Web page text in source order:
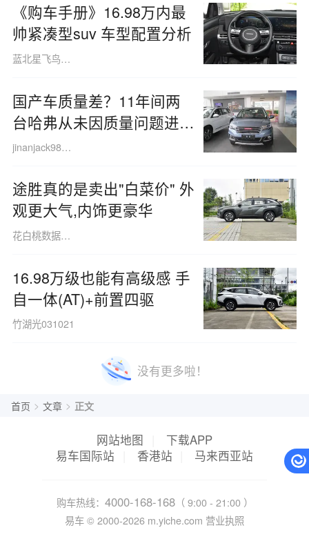
《购车手册》16.98万内最
帅紧凑型suv 车型配置分析
蓝北星飞鸟160508
国产车质量差？11年间两
台哈弗从未因质量问题进修
理厂，售后体系令人安心
jinanjack980417
途胜真的是卖出"白菜价" 外
观更大气,内饰更豪华
花白桃数据091013
16.98万级也能有高级感 手
自一体(AT)+前置四驱
竹湖光031021
没有更多啦！
首页 > 文章 > 正文
网站地图
下载APP
易车国际站
香港站 马来西亚站
购车热线： 4000-168-168（ 9:00 - 21:00 ）
易车 © 2000-2026 m.yiche.com 营业执照